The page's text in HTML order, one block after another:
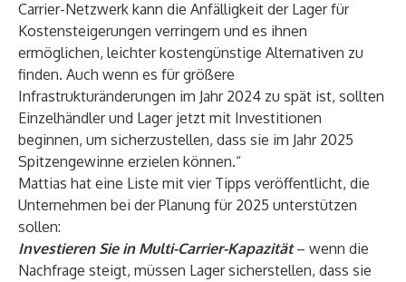
Carrier-Netzwerk kann die Anfälligkeit der Lager für
Kostensteigerungen verringern und es ihnen
ermöglichen, leichter kostengünstige Alternativen zu
finden. Auch wenn es für größere
Infrastrukturänderungen im Jahr 2024 zu spät ist, sollten
Einzelhändler und Lager jetzt mit Investitionen
beginnen, um sicherzustellen, dass sie im Jahr 2025
Spitzengewinne erzielen können.“
Mattias hat eine Liste mit vier Tipps veröffentlicht, die
Unternehmen bei der Planung für 2025 unterstützen
sollen:
Investieren Sie in Multi-Carrier-Kapazität– wenn die
Nachfrage steigt, müssen Lager sicherstellen, dass sie